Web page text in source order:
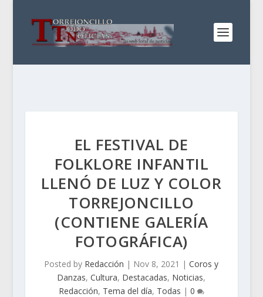
EL FESTIVAL DE
FOLKLORE INFANTIL
LLENÓ DE LUZ Y COLOR
TORREJONCILLO
(CONTIENE GALERÍA
FOTOGRÁFICA)
Posted by Redacción | Nov 8, 2021 |Coros y
Danzas,Cultura, Destacadas, Noticias,
Redacción, Tema del día, Todas | 0